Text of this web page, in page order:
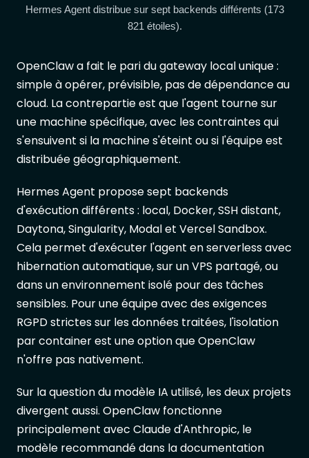
Hermes Agent distribue sur sept backends différents (173
821 étoiles).
OpenClaw a fait le pari du gateway local unique :
simple à opérer, prévisible, pas de dépendance au
cloud. La contrepartie est que l'agent tourne sur
une machine spécifique, avec les contraintes qui
s'ensuivent si la machine s'éteint ou si l'équipe est
distribuée géographiquement.
Hermes Agent propose sept backends
d'exécution différents : local, Docker, SSH distant,
Daytona, Singularity, Modal et Vercel Sandbox.
Cela permet d'exécuter l'agent en serverless avec
hibernation automatique, sur un VPS partagé, ou
dans un environnement isolé pour des tâches
sensibles. Pour une équipe avec des exigences
RGPD strictes sur les données traitées, l'isolation
par container est une option que OpenClaw
n'offre pas nativement.
Sur la question du modèle IA utilisé, les deux projets
divergent aussi. OpenClaw fonctionne
principalement avec Claude d'Anthropic, le
modèle recommandé dans la documentation